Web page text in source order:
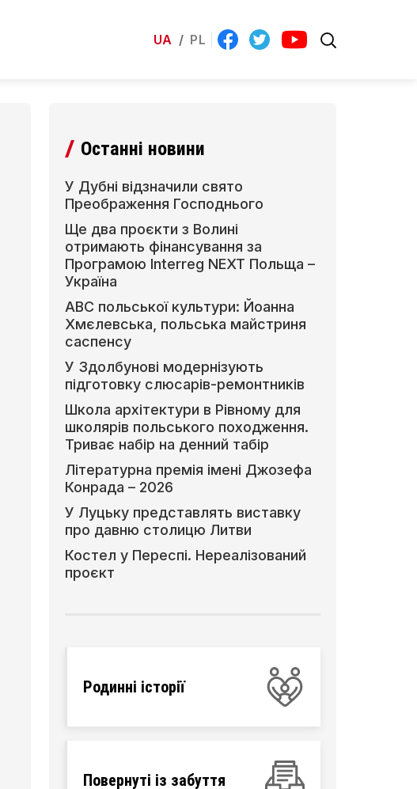
UA / PL
Останні новини
У Дубні відзначили свято
Преображення Господнього
Ще два проєкти з Волині
отримають фінансування за
Програмою Interreg NEXT Польща –
Україна
АВС польської культури: Йоанна
Хмєлевська, польська майстриня
саспенсу
У Здолбунові модернізують
підготовку слюсарів-ремонтників
Школа архітектури в Рівному для
школярів польського походження.
Триває набір на денний табір
Літературна премія імені Джозефа
Конрада – 2026
У Луцьку представлять виставку
про давню столицю Литви
Костел у Переспі. Нереалізований
проєкт
Родинні історії
Повернуті із забуття